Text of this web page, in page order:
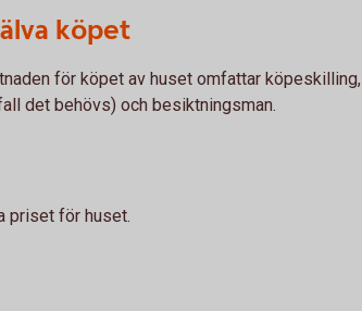
köpet
för köpet av huset omfattar köpeskilling,
det behövs) och besiktningsman.
priset för huset.